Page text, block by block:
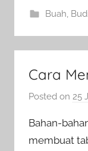
Buah,
Cara
Posted on 25
Bahan-
membuat